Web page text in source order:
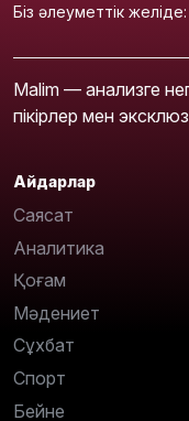
Біз әлеуметтік желіде:
Malim — анализге
пікірлер мен
Айдарлар
Саясат
Аналитика
Қоғам
Мәдениет
Сұхбат
Спорт
Бейне